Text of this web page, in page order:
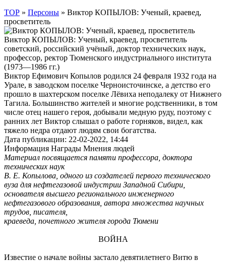
ТОР » Персоны » Виктор КОПЫЛОВ: Ученый, краевед,
просветитель
Виктор КОПЫЛОВ: Ученый, краевед, просветитель
советский, российский учёный, доктор технических наук,
профессор, ректор Тюменского индустриального института
(1973—1986 гг.)
Виктор Ефимович Копылов родился 24 февраля 1932 года на
Урале, в заводском поселке Черноисточинске, а детство его
прошло в шахтерском поселке Лёвиха неподалеку от Нижнего
Тагила. Большинство жителей и многие родственники, в том
числе отец нашего героя, добывали медную руду, поэтому с
ранних лет Виктор слышал о работе горняков, видел, как
тяжело недра отдают людям свои богатства.
Дата публикации: 22-02-2022, 14:44
Информация Награды Мнения людей
Материал посвящается памяти профессора, доктора
технических наук
В. Е. Копылова, одного из создателей первого технического
вуза для нефтегазовой индустрии Западной Сибири,
основателя высшего регионального инженерного
нефтегазового образования, автора множества научных
трудов, писателя,
краеведа, почетного жителя города Тюмени
ВОЙНА
Известие о начале войны застало девятилетнего Витю в